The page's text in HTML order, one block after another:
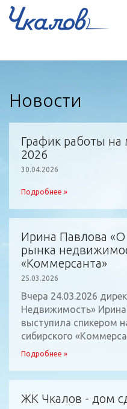
Новости
График работы на
2026
30.04.2026
Подробнее »
Ирина Павлова
рынка
«Коммерсанта»
25.03.2026
Вчера 24.03.2026
Недвижимость»
выступила спикером
сибирского
Подробнее »
ЖК Чкалов - дом